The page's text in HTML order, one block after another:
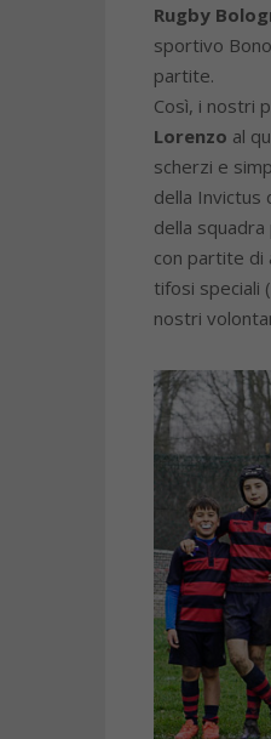
Rugby
sportivo
partite.
Così, i nostri
Lorenzo al
scherzi e
della Invictus
della
con partite di
tifosi speciali
nostri